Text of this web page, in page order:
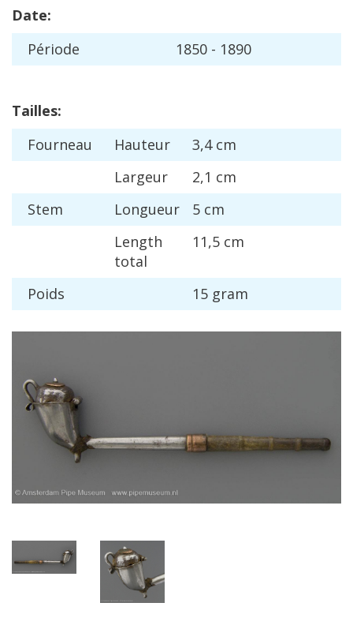
Date:
Période 1850 - 1890
Tailles:
Fourneau
Hauteur 3,4 cm
Largeur
2,1 cm
Stem
Longueur 5 cm
Length
total
11,5 cm
Poids 15 gram